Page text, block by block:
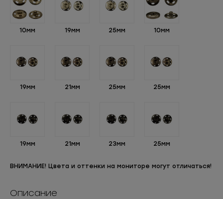
10мм 19мм 25мм 10мм
19мм 21мм 25мм 25мм
19мм 21мм 23мм 25мм
ВНИМАНИЕ! Цвета и оттенки на мониторе могут отличаться!
Описание